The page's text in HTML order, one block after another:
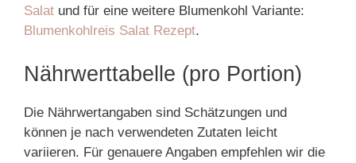
Salat und für eine weitere Blumenkohl Variante:
Blumenkohlreis Salat Rezept.
Nährwerttabelle (pro Portion)
Die Nährwertangaben sind Schätzungen und
können je nach verwendeten Zutaten leicht
variieren. Für genauere Angaben empfehlen wir die